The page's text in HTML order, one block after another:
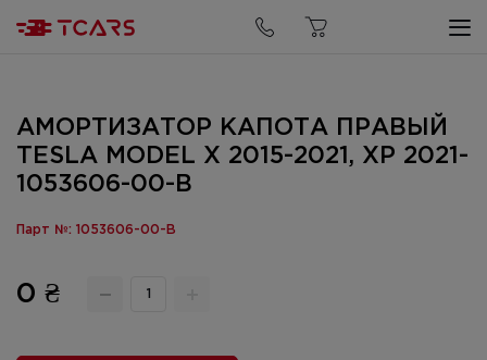
АМОРТИЗАТОР КАПОТА ПРАВЫЙ
TESLA MODEL X 2015-2021, XP 2021-
1053606-00-B
Парт №: 1053606-00-B
0 ₴